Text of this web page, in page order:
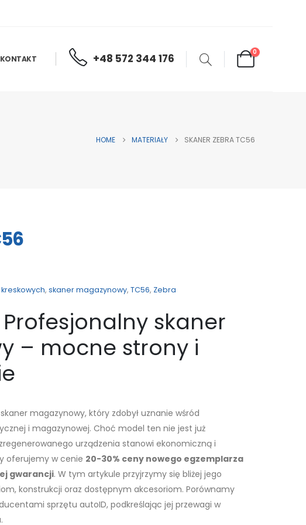
KONTAKT +48 572 344 176 0
HOME MATERIAŁY SKANER ZEBRA TC56
, skaner magazynowy, TC56, Zebra
skaner
– mocne strony i
magazynowy, który zdobył uznanie wśród
i magazynowej. Choć model ten nie jest już
urządzenia stanowi ekonomiczną i
oferujemy w cenie 20-30% ceny nowego egzemplarza
gwarancji. W tym artykule przyjrzymy się bliżej jego
konstrukcji oraz dostępnym akcesoriom. Porównamy
sprzętu autoID, podkreślając jej przewagi w